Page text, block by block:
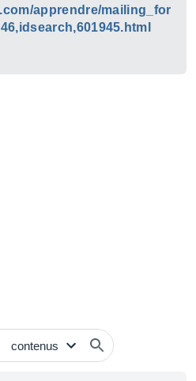
apprendre/mailing_for